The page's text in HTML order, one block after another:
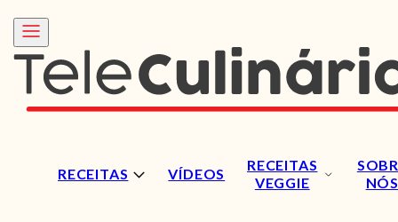
RECEITAS VÍDEOS
RECEITAS
VEGGIE
NÓS